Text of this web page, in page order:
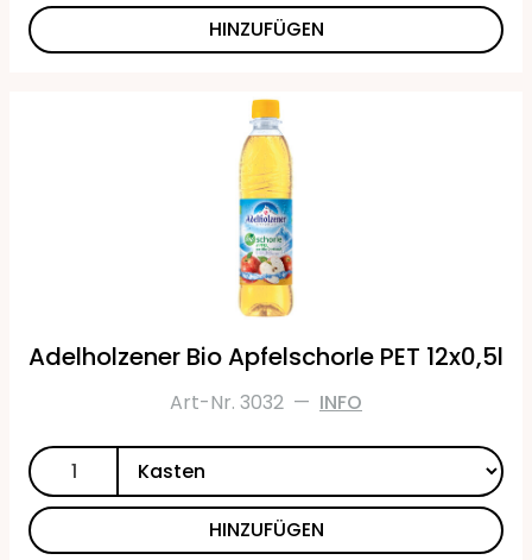
HINZUFÜGEN
Adelholzener Bio Apfelschorle PET 12x0,5l
Art-Nr. 3032 — INFO
HINZUFÜGEN